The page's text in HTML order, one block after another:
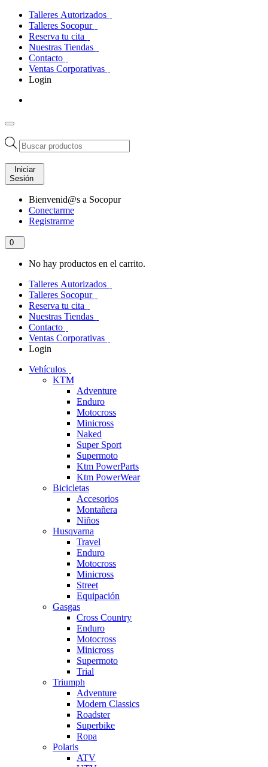
Talleres Autorizados
Talleres Socopur
Reserva tu cita
Nuestras Tiendas
Contacto
Ventas Corporativas
Login
Búsqueda
de
productos
Iniciar
Sesión
Bienvenid@s a Socopur
Conectarme
Registrarme
0
No hay productos en el carrito.
Talleres Autorizados
Talleres Socopur
Reserva tu cita
Nuestras Tiendas
Contacto
Ventas Corporativas
Login
Vehículos
KTM
Adventure
Enduro
Motocross
Minicross
Naked
Super Sport
Supermoto
Ktm PowerParts
Ktm PowerWear
Bicicletas
Accesorios
Montañera
Niños
Husqvarna
Travel
Enduro
Motocross
Minicross
Street
Equipación
Gasgas
Cross Country
Enduro
Motocross
Minicross
Supermoto
Trial
Triumph
Adventure
Modern Classics
Roadster
Superbike
Ropa
Polaris
ATV